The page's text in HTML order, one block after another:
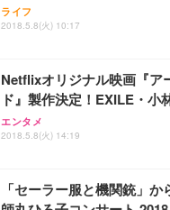
ライフ
2018.5.8(火) 10:17
Netflixオリジナル映画『ア
ド』製作決定！EXILE・小
エンタメ
2018.5.8(火) 14:19
「セーラー服と機関銃」